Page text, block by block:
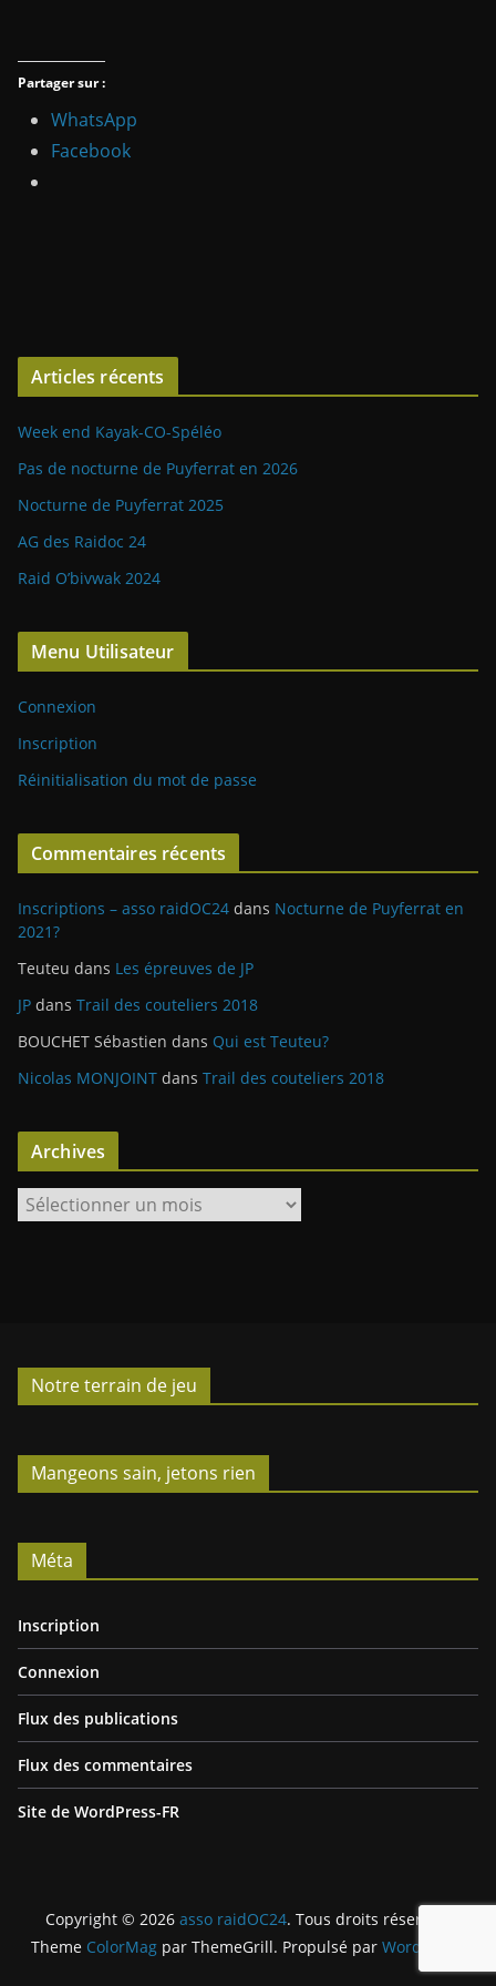
Partager sur :
WhatsApp
Facebook
Articles récents
Week end Kayak-CO-Spéléo
Pas de nocturne de Puyferrat en 2026
Nocturne de Puyferrat 2025
AG des Raidoc 24
Raid O’bivwak 2024
Menu Utilisateur
Connexion
Inscription
Réinitialisation du mot de passe
Commentaires récents
Inscriptions – asso raidOC24 dans Nocturne de Puyferrat en
2021?
Teuteu dans Les épreuves de JP
JP dans Trail des couteliers 2018
BOUCHET Sébastien dans Qui est Teuteu?
Nicolas MONJOINT dans Trail des couteliers 2018
Archives
r
e
Notre terrain de jeu
Mangeons sain, jetons rien
Méta
Inscription
Connexion
Flux des publications
Flux des commentaires
Site de WordPress-FR
Copyright © 2026 asso raidOC24. Tous droits réservés.
Theme ColorMagpar ThemeGrill. Propulsé par WordPress